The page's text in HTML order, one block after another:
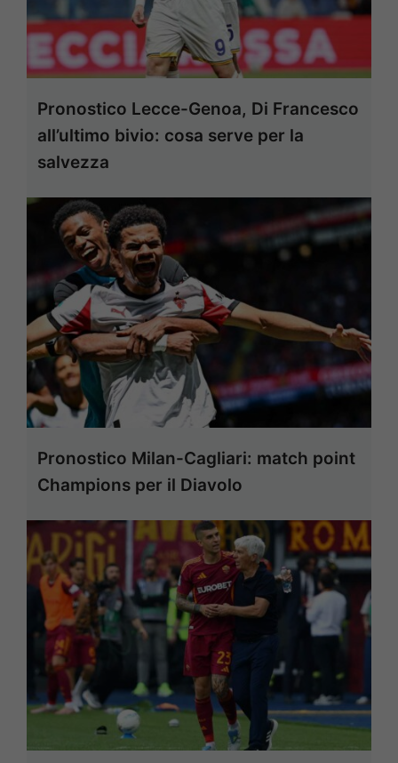
Pronostico Lecce-Genoa, Di Francesco
all’ultimo bivio: cosa serve per la
salvezza
Pronostico Milan-Cagliari: match point
Champions per il Diavolo